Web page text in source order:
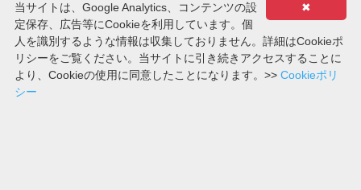
2020-03-20
3, 9, 7
第5396回
2020-03-23
0, 6, 3
第5397回
✖
当サイトは、Google Analytics、コンテンツの設
定保存、広告等にCookieを利用しています。個
人を識別するような情報は収集しておりません。詳細はCookieポ
リシーをご覧ください。当サイトに引き続きアクセスすることに
より、Cookieの使用に同意したことになります。>> Cookieポリ
シー